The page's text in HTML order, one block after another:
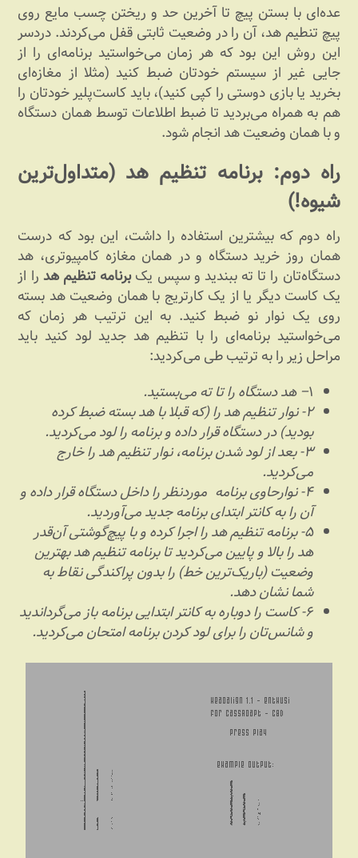
عده‌ای با بستن پیچ تا آخرین حد و ریختن چسب مایع روی
پیچ تنطیم هد، آن را در وضعیت ثابتی قفل می‌کردند. دردسر
این روش این بود که هر زمان می‌خواستید برنامه‌ای را از
جایی غیر از سیستم خودتان ضبط کنید (مثلا از مغازه‌ای
بخرید یا بازی دوستی را کپی کنید)، باید کاست‌پلیر خودتان را
هم به همراه می‌بردید تا ضبط اطلاعات توسط همان دستگاه
و با همان وضعیت هد انجام شود.
راه دوم: برنامه تنظیم هد (متداول‌ترین
شیوه!)
راه دوم که بیشترین استفاده را داشت، این بود که درست
همان روز خرید دستگاه و در همان مغازه کامپیوتری، هد
دستگاه‌تان را تا ته ببندید و سپس یکبرنامه تنظیم هد را از
یک کاست دیگر یا از یک کارتریج با همان وضعیت هد بسته
روی یک نوار نو ضبط کنید. به این ترتیب هر زمان که
می‌خواستید برنامه‌ای را با تنظیم هد جدید لود کنید باید
مراحل زیر را به ترتیب طی می‌کردید:
۱– هد دستگاه را تا ته می‌بستید.
۲- نوار تنظیم هد را (که قبلا با هد بسته ضبط کرده
بودید) در دستگاه قرار داده و برنامه را لود می‌کردید.
۳- بعد از لود شدن برنامه، نوار تنظیم هد را خارج
می‌کردید.
۴- نوارحاوی برنامه موردنظر را داخل دستگاه قرار داده و
آن را به کانتر ابتدای برنامه جدید می‌آوردید.
۵- برنامه تنظیم هد را اجرا کرده و با پیچ‌گوشتی آن‌قدر
هد را بالا و پایین می‌کردید تا برنامه تنظیم هد بهترین
وضعیت (باریک‌ترین خط) را بدون پراکندگی نقاط به
شما نشان دهد.
۶- کاست را دوباره به کانتر ابتدایی برنامه باز می‌گرداندید
و شانس‌تان را برای لود کردن برنامه امتحان می‌کردید.